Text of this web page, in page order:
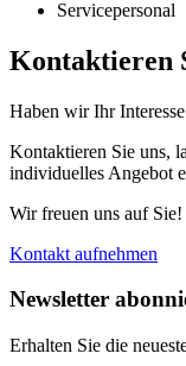
Servicepersonal
Kontaktieren
Haben wir Ihr
Kontaktieren Sie uns,
individuelles Angebot
Wir freuen uns auf Sie!
Kontakt aufnehmen
Newsletter
Erhalten Sie die